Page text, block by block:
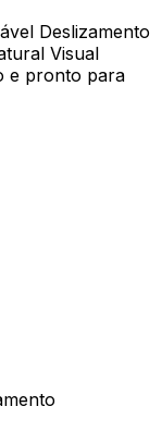
Deslizamento
Visual
e pronto para